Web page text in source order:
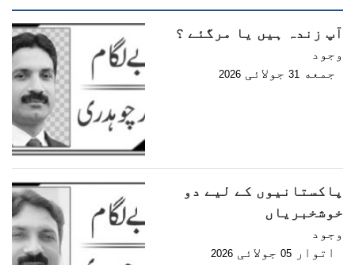
آپ زندہ ہیں یا مرگئے ؟
وجود
جمعه
31 جولائی 2026
پاکستانیوں کے لیے دو
خوشخبریاں
وجود
اتوار 05 جولائی 2026